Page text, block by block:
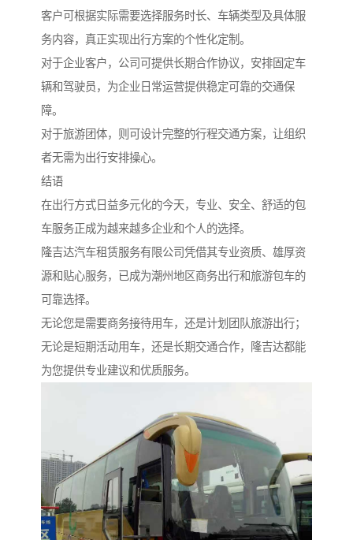
客户可根据实际需要选择服务时长、车辆类型及具体服
务内容，真正实现出行方案的个性化定制。
对于企业客户，公司可提供长期合作协议，安排固定车
辆和驾驶员，为企业日常运营提供稳定可靠的交通保
障。
对于旅游团体，则可设计完整的行程交通方案，让组织
者无需为出行安排操心。
结语
在出行方式日益多元化的今天，专业、安全、舒适的包
车服务正成为越来越多企业和个人的选择。
隆吉达汽车租赁服务有限公司凭借其专业资质、雄厚资
源和贴心服务，已成为潮州地区商务出行和旅游包车的
可靠选择。
无论您是需要商务接待用车，还是计划团队旅游出行；
无论是短期活动用车，还是长期交通合作，隆吉达都能
为您提供专业建议和优质服务。